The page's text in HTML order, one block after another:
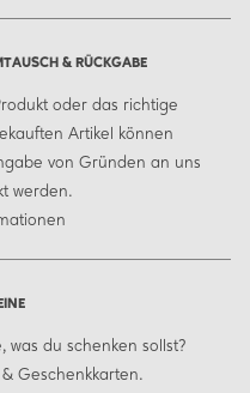
& RÜCKGABE
oder das richtige
Artikel können
von Gründen an uns
werden.
was du schenken sollst?
Geschenkkarten.